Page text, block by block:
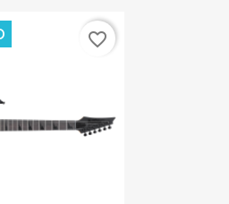
favorite_border